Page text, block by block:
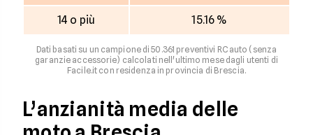
14 o più 15.16 %
Dati basati su un campione di 50.361 preventivi RC auto (senza
garanzie accessorie) calcolati nell'ultimo mese dagli utenti di
Facile.it con residenza in provincia di Brescia.
L’anzianità media delle